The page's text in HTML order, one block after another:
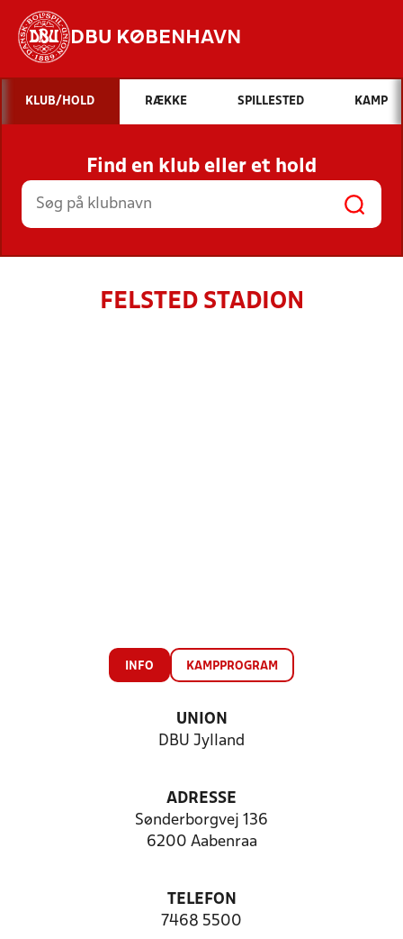
DBU KØBENHAVN
Hvad vil du søge efter?
INDHOLD OG NYHEDER
STILLINGER, RESULTATER, KLUBBER OG
HOLD
KLUB/HOLD RÆKKE SPILLESTED KAMP
Find en klub eller et hold
FELSTED STADION
INFO KAMPPROGRAM
UNION
DBU Jylland
ADRESSE
Sønderborgvej 136
6200 Aabenraa
TELEFON
7468 5500